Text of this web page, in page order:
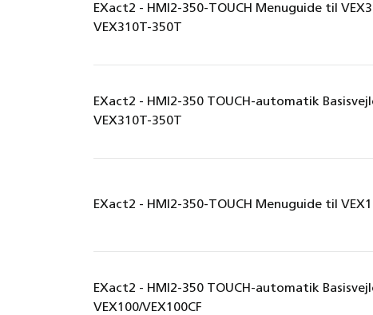
EXact2 - HMI2-350-TOUCH Menuguide til
VEX310T-350T
EXact2 - HMI2-350 TOUCH-automatik
VEX310T-350T
EXact2 - HMI2-350-TOUCH Menuguide til
EXact2 - HMI2-350 TOUCH-automatik
VEX100/VEX100CF